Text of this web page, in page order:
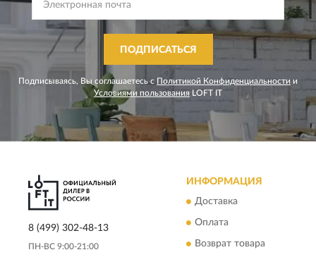
ПОДПИСАТЬСЯ
Подписываясь, Вы соглашаетесь с Политикой Конфиденциальности и
Условиями пользования LOFT IT
8 (499) 302-48-13
ПН-ВС 9:00-21:00
ИНФОРМАЦИЯ
Доставка
Оплата
Возврат товара